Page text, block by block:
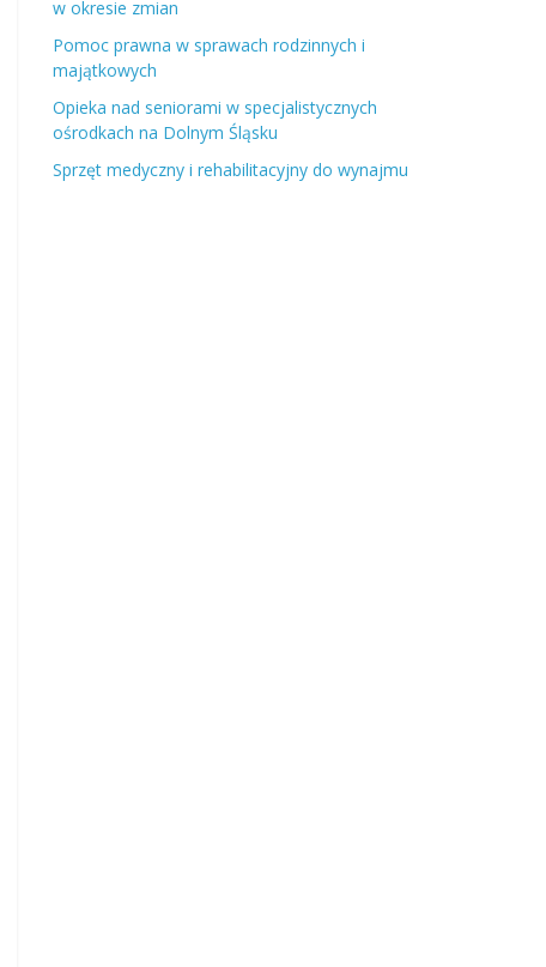
w okresie zmian
Pomoc prawna w sprawach rodzinnych i
majątkowych
Opieka nad seniorami w specjalistycznych
ośrodkach na Dolnym Śląsku
Sprzęt medyczny i rehabilitacyjny do wynajmu